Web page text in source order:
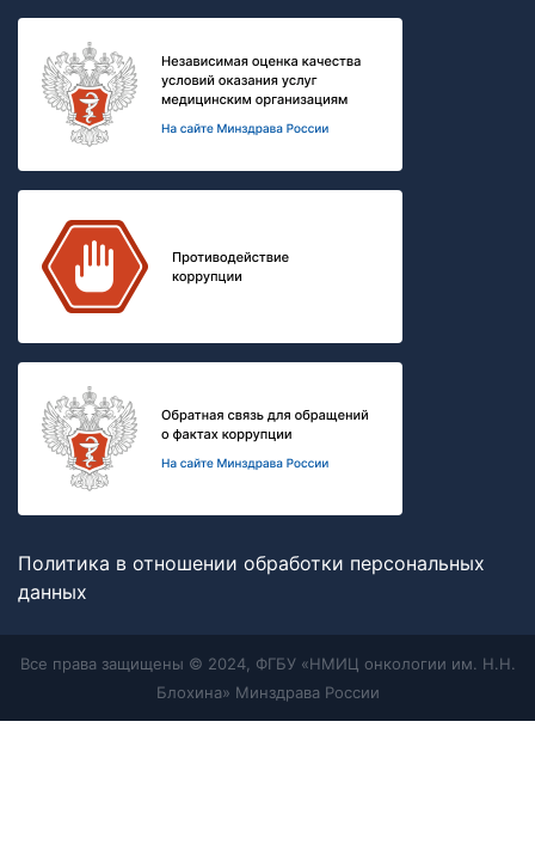
Политика в отношении обработки персональных
данных
Все права защищены © 2024, ФГБУ «НМИЦ онкологии им. Н.Н.
Блохина» Минздрава России